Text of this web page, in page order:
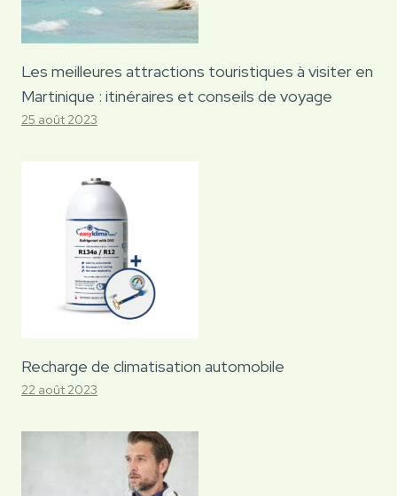
Les meilleures attractions touristiques à visiter en
Martinique : itinéraires et conseils de voyage
25 août 2023
Recharge de climatisation automobile
22 août 2023